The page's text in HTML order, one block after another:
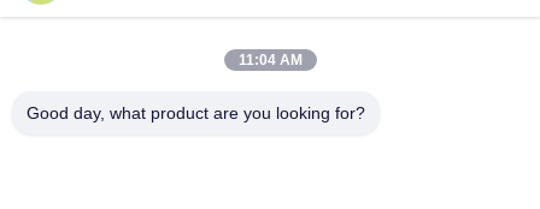
E-mail
wendy@hzriqi.com 11:04 AM
Good day, what product are you looking for?